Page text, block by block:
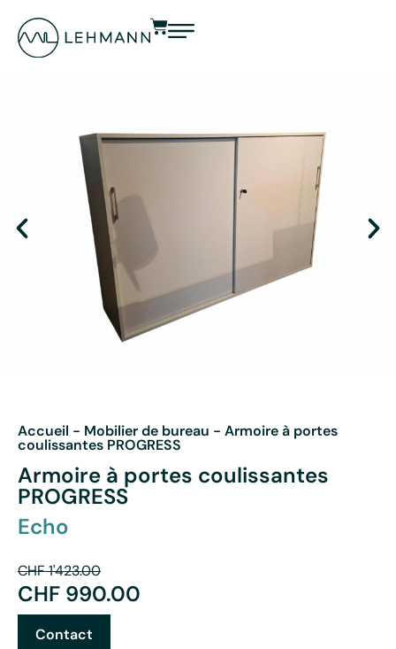
Accueil - Mobilier de bureau - Armoire à portes
coulissantes PROGRESS
Armoire à portes coulissantes
PROGRESS
Echo
CHF1'423.00
CHF 990.00
Contact